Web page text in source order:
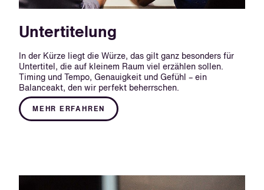
Untertitelung
In der Kürze liegt die Würze, das gilt ganz besonders für
Untertitel, die auf kleinem Raum viel erzählen sollen.
Timing und Tempo, Genauigkeit und Gefühl – ein
Balanceakt, den wir perfekt beherrschen.
MEHR ERFAHREN